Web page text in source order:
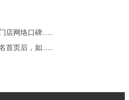
店网络口碑......
首页后，如......